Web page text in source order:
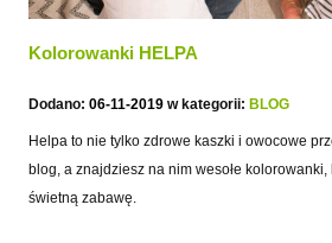
Kolorowanki HELPA
Dodano: 06-11-2019 w kategorii: BLOG
Helpa to nie tylko zdrowe kaszki i owocowe
blog, a znajdziesz na nim wesołe
świetną zabawę.